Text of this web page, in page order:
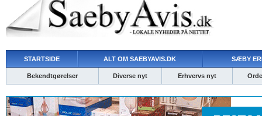
STARTSIDE ALT OM SAEBYAVIS.DK SÆBY
Bekendtgørelser Diverse nyt Erhvervs nyt